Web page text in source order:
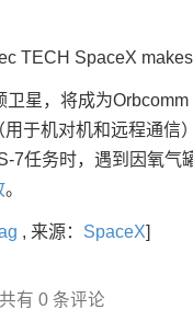
TECH SpaceX
卫星，将成为
用于机对机和远程通信
7任务时，遇到因氧气
。
, 来源： SpaceX]
共有 0 条评论